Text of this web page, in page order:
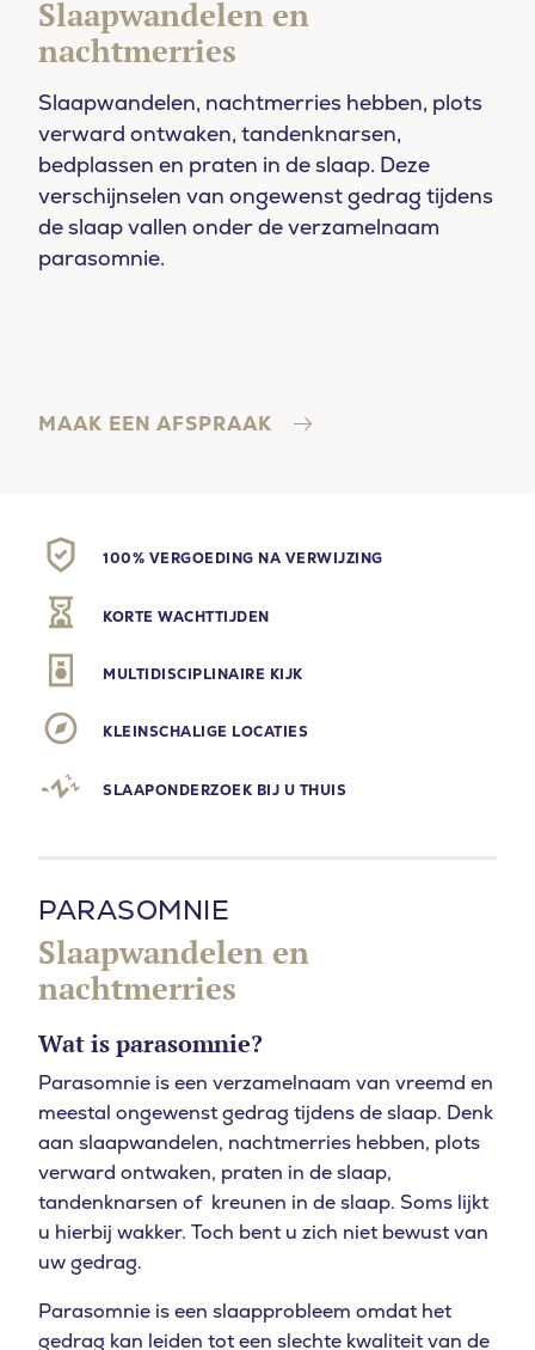
Slaapwandelen en
nachtmerries
Slaapwandelen, nachtmerries hebben, plots
verward ontwaken, tandenknarsen,
bedplassen en praten in de slaap. Deze
verschijnselen van ongewenst gedrag tijdens
de slaap vallen onder de verzamelnaam
parasomnie.
MAAK EEN AFSPRAAK
100% VERGOEDING NA VERWIJZING
KORTE WACHTTIJDEN
MULTIDISCIPLINAIRE KIJK
KLEINSCHALIGE LOCATIES
SLAAPONDERZOEK BIJ U THUIS
PARASOMNIE
Slaapwandelen en
nachtmerries
Wat is parasomnie?
Parasomnie is een verzamelnaam van vreemd en
meestal ongewenst gedrag tijdens de slaap. Denk
aan slaapwandelen, nachtmerries hebben, plots
verward ontwaken, praten in de slaap,
tandenknarsen of kreunen in de slaap. Soms lijkt
u hierbij wakker. Toch bent u zich niet bewust van
uw gedrag.
Parasomnie is een slaapprobleem omdat het
gedrag kan leiden tot een slechte kwaliteit van de